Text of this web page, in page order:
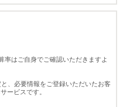
率はご自身でご確認いただきますよ
、必要情報をご登録いただいたお客
ービスです。